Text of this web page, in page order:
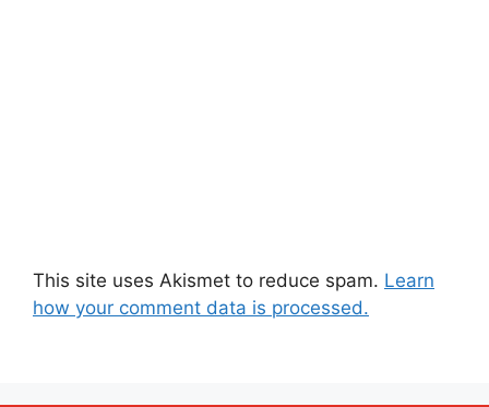
This site uses Akismet to reduce spam. Learn
how your comment data is processed.